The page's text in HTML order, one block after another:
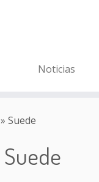
Noticias
» Suede
Suede